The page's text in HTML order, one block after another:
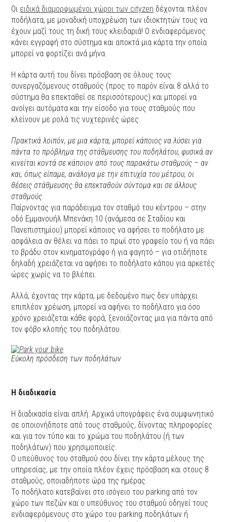
Οι ειδικά διαμορφωμένοι χώροι των cityzen δέχονται πλέον
ποδήλατα, με μοναδική υποχρέωση των ιδιοκτητών τους να
έχουν μαζί τους τη δική τους κλειδαριά! Ο ενδιαφερόμενος
κάνει εγγραφή στο σύστημα και αποκτά μια κάρτα την οποία
μπορεί να φορτίζει ανά μήνα.
Η κάρτα αυτή του δίνει πρόσβαση σε όλους τους
συνεργαζόμενους σταθμούς (προς το παρόν είναι 8 αλλά το
σύστημα θα επεκταθεί σε περισσότερους) και μπορεί να
ανοίγει αυτόματα και την είσοδο για τους σταθμούς που
κλείνουν με ρολά τις νυχτερινές ώρες.
Πρακτικά λοιπόν, με μια κάρτα, μπορεί κάποιος να λύσει για
πάντα το πρόβλημα της στάθμευσης του ποδηλάτου, φυσικά αν
κινείται κοντά σε κάποιον από τους παρακάτω σταθμούς – αν
και, όπως είπαμε, ανάλογα με την επιτυχία του μέτρου, οι
θέσεις στάθμευσης θα επεκταθούν σύντομα και σε άλλους
σταθμούς.
Παίρνοντας για παράδειγμα τον σταθμό του κέντρου – στην
οδό Εμμανουήλ Μπενάκη 10 (ανάμεσα σε Σταδίου και
Πανεπιστημίου) μπορεί κάποιος να αφήσει το ποδήλατο με
ασφάλεια αν θέλει να πάει το πρωί στο γραφείο του ή να πάει
το βράδυ στον κινηματογράφο ή για φαγητό – για οτιδήποτε
δηλαδή χρειάζεται να αφήσει το ποδήλατο κάπου για αρκετές
ώρες χωρίς να το βλέπει.
Αλλά, έχοντας την κάρτα, με δεδομένο πως δεν υπάρχει
επιπλέον χρέωση, μπορεί να αφήνει το ποδήλατο για όσο
χρόνο χρειάζεται κάθε φορά, ξενοιάζοντας μια για πάντα από
τον φόβο κλοπής του ποδηλάτου.
Εύκολη πρόσδεση των ποδηλάτων
Η διαδικασία
Η διαδικασία είναι απλή: Αρχικά υπογράφεις ένα συμφωνητικό
σε οποιονήδποτε από τους σταθμούς, δίνοντας πληροφορίες
και για τον τύπο και το χρώμα του ποδηλάτου (ή των
ποδηλάτων) που χρησιμοποιείς.
Ο υπεύθυνος του σταθμού σου δίνει την κάρτα μέλους της
υπηρεσίας, με την οποία πλέον έχεις πρόσβαση και στους 8
σταθμούς, οποιαδήποτε ώρα της ημέρας.
Το ποδήλατο κατεβαίνει στο ισόγειο του parking από τον
χώρο των πεζών και ο υπεύθυνος του σταθμού οδηγεί τους
ενδιαφερόμενους στο χώρο του parking ποδηλάτων ή